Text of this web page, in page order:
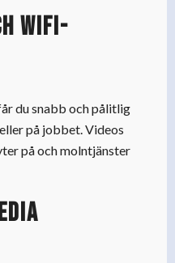
WiFi-
du snabb och pålitlig
på jobbet. Videos
på och molntjänster